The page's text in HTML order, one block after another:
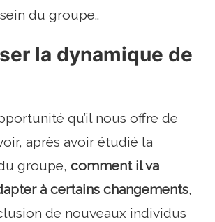
du groupe..
la dynamique de
qu’il nous offre de
après avoir étudié la
groupe, comment il va
à certains changements,
de nouveaux individus